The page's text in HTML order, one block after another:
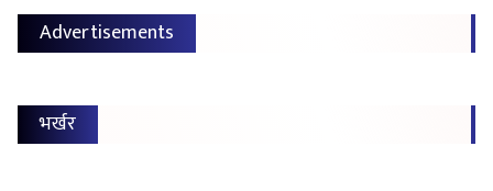
Advertisements
भर्खर